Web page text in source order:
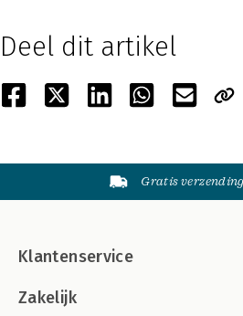
Deel dit artikel
Gratis
Klantenservice
Zakelijk